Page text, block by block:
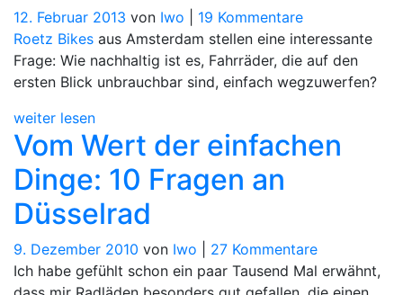
12. Februar 2013 von Iwo 19 Kommentarezu
Berliner
Fahrradschau
2013
zweiten:
Roetz Bikes aus Amsterdam stellen eine interessante
Frage: Wie nachhaltig ist es, Fahrräder, die auf den
ersten Blick unbrauchbar sind, einfach wegzuwerfen?
weiter lesen
Vom Wert der einfachen
Dinge: 10 Fragen an
Düsselrad
9. Dezember 2010 von Iwo 27 Kommentarezu
Vom
Wert
Ich habe gefühlt schon ein paar Tausend Mal erwähnt,